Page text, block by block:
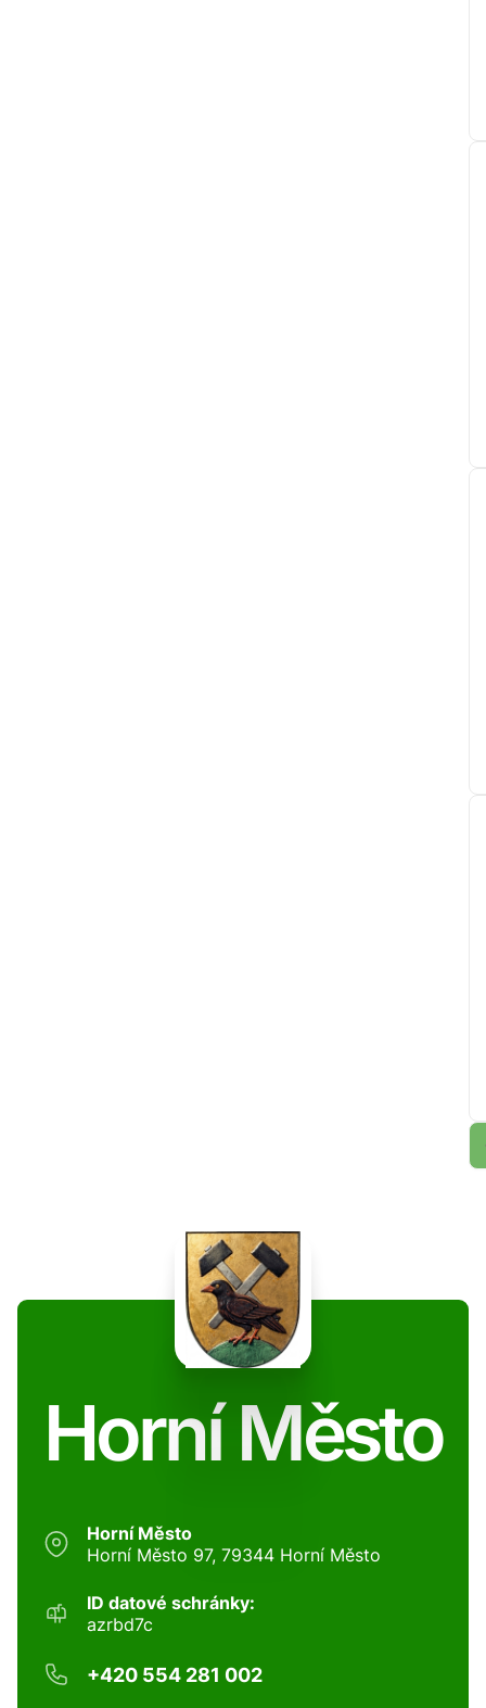
Horní Město
Horní Město
Horní Město 97, 79344 Horní Město
ID datové schránky:
azrbd7c
+420 554 281 002